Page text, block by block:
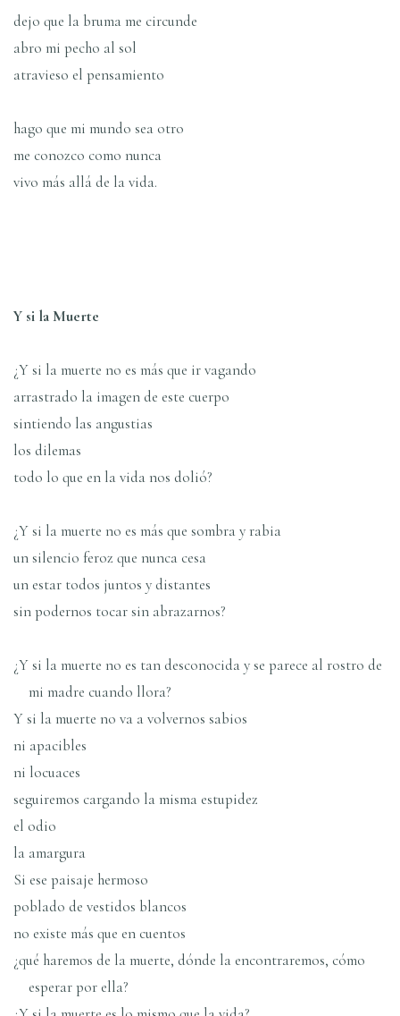
dejo que la bruma me circunde
abro mi pecho al sol
atravieso el pensamiento
hago que mi mundo sea otro
me conozco como nunca
vivo más allá de la vida.
Y si la Muerte
¿Y si la muerte no es más que ir vagando
arrastrado la imagen de este cuerpo
sintiendo las angustias
los dilemas
todo lo que en la vida nos dolió?
¿Y si la muerte no es más que sombra y rabia
un silencio feroz que nunca cesa
un estar todos juntos y distantes
sin podernos tocar sin abrazarnos?
¿Y si la muerte no es tan desconocida y se parece al rostro de
mi madre cuando llora?
Y si la muerte no va a volvernos sabios
ni apacibles
ni locuaces
seguiremos cargando la misma estupidez
el odio
la amargura
Si ese paisaje hermoso
poblado de vestidos blancos
no existe más que en cuentos
¿qué haremos de la muerte, dónde la encontraremos, cómo
esperar por ella?